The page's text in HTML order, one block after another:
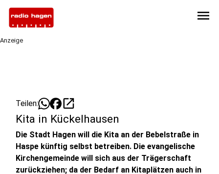
menu
Anzeige
Teilen: open_in_new
Kita in Kückelhausen
Die Stadt Hagen will die Kita an der Bebelstraße in
Haspe künftig selbst betreiben. Die evangelische
Kirchengemeinde will sich aus der Trägerschaft
zurückziehen; da der Bedarf an Kitaplätzen auch in